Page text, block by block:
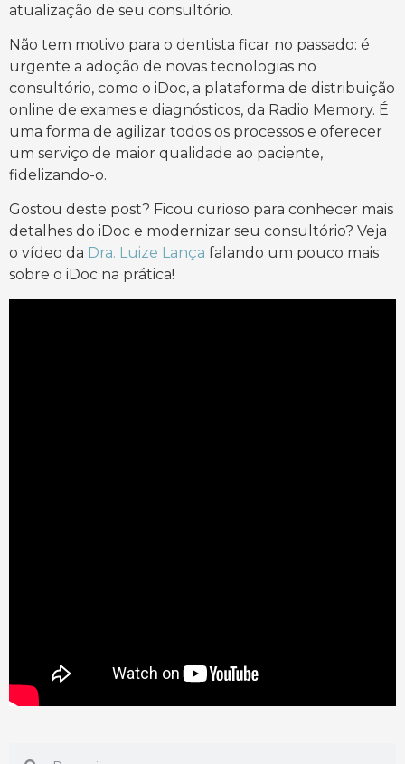
atualização de seu consultório.
Não tem motivo para o dentista ficar no passado: é
urgente a adoção de novas tecnologias no
consultório, como o iDoc, a plataforma de distribuição
online de exames e diagnósticos, da Radio Memory. É
uma forma de agilizar todos os processos e oferecer
um serviço de maior qualidade ao paciente,
fidelizando-o.
Gostou deste post? Ficou curioso para conhecer mais
detalhes do iDoc e modernizar seu consultório? Veja
o vídeo da Dra. Luize Lança falando um pouco mais
sobre o iDoc na prática!